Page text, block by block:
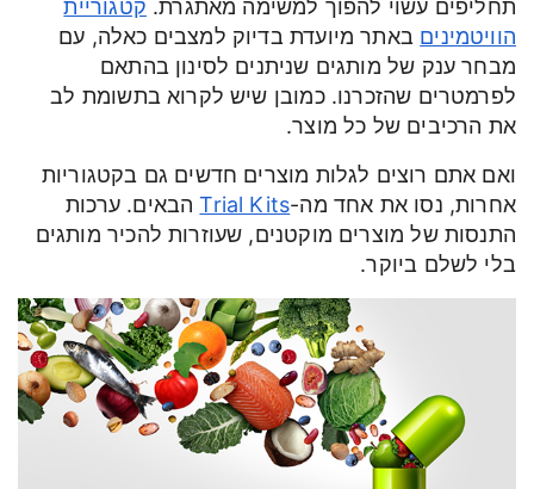
תחליפים עשוי להפוך למשימה מאתגרת. קטגוריית
הוויטמינים באתר מיועדת בדיוק למצבים כאלה, עם
מבחר ענק של מותגים שניתנים לסינון בהתאם
לפרמטרים שהזכרנו. כמובן שיש לקרוא בתשומת לב
את הרכיבים של כל מוצר.
ואם אתם רוצים לגלות מוצרים חדשים גם בקטגוריות
אחרות, נסו את אחד מה-Trial Kitsהבאים. ערכות
התנסות של מוצרים מוקטנים, שעוזרות להכיר מותגים
בלי לשלם ביוקר.